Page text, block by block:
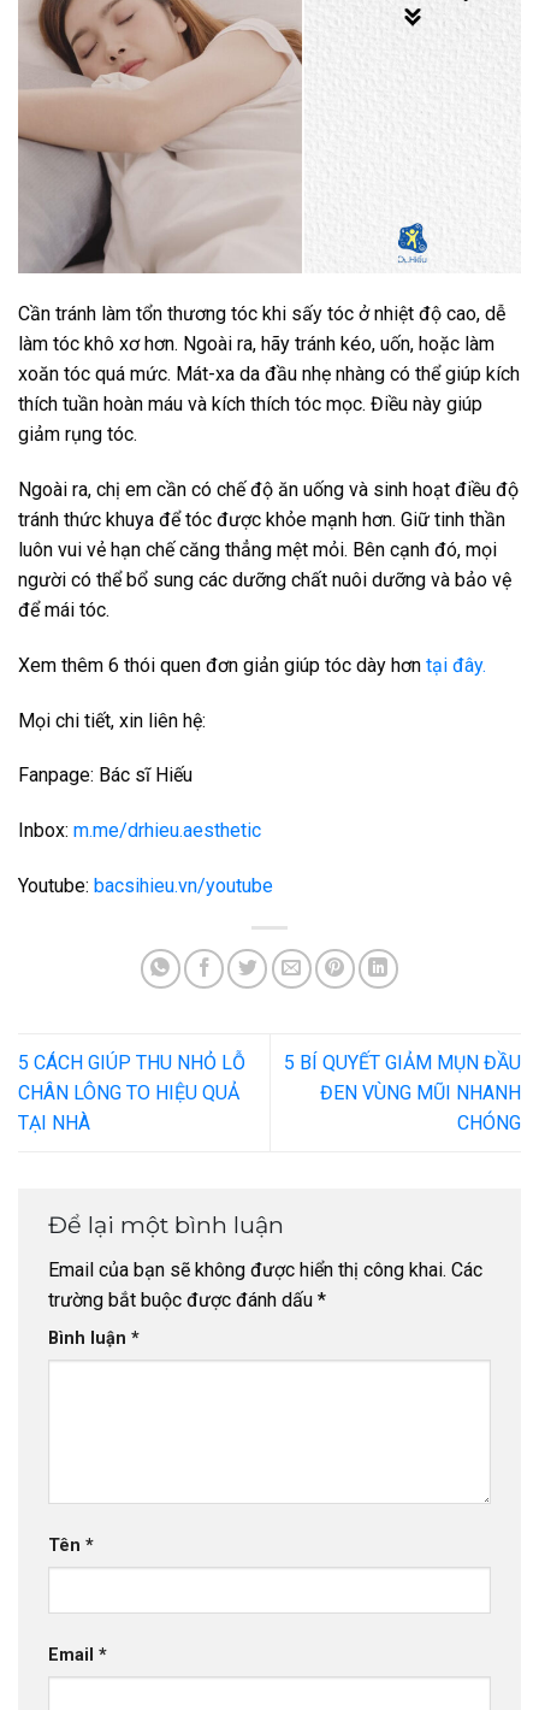
Cần tránh làm tổn thương tóc khi sấy tóc ở nhiệt độ cao, dễ
làm tóc khô xơ hơn. Ngoài ra, hãy tránh kéo, uốn, hoặc làm
xoăn tóc quá mức. Mát-xa da đầu nhẹ nhàng có thể giúp kích
thích tuần hoàn máu và kích thích tóc mọc. Điều này giúp
giảm rụng tóc.
Ngoài ra, chị em cần có chế độ ăn uống và sinh hoạt điều độ
tránh thức khuya để tóc được khỏe mạnh hơn. Giữ tinh thần
luôn vui vẻ hạn chế căng thẳng mệt mỏi. Bên cạnh đó, mọi
người có thể bổ sung các dưỡng chất nuôi dưỡng và bảo vệ
để mái tóc.
Xem thêm 6 thói quen đơn giản giúp tóc dày hơn tại đây.
Mọi chi tiết, xin liên hệ:
Fanpage: Bác sĩ Hiếu
Inbox: m.me/drhieu.aesthetic
Youtube: bacsihieu.vn/youtube
5 CÁCH GIÚP THU NHỎ LỖ
CHÂN LÔNG TO HIỆU QUẢ
TẠI NHÀ
5 BÍ QUYẾT GIẢM MỤN ĐẦU
ĐEN VÙNG MŨI NHANH
CHÓNG
Để lại một bình luận
Email của bạn sẽ không được hiển thị công khai. Các
trường bắt buộc được đánh dấu *
Bình luận *
Tên *
Email *